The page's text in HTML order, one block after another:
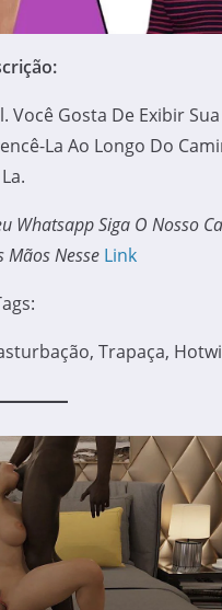
Gosta De Exibir
La Ao Longo Do
La.
Whatsapp Siga O Nosso
Mãos Nesse Link
Trapaça,